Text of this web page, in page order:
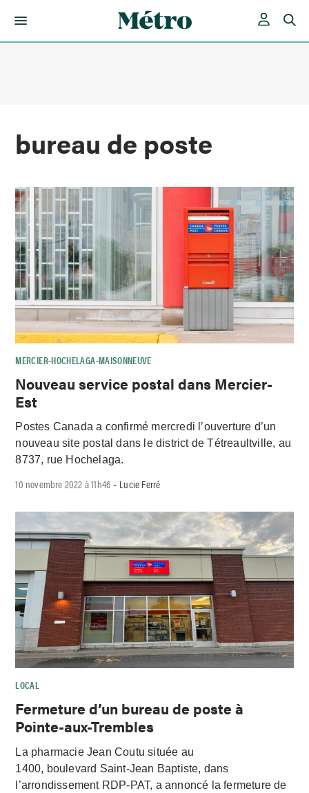
bureau de poste
MERCIER-HOCHELAGA-MAISONNEUVE
Nouveau service postal dans Mercier-
Est
Postes Canada a confirmé mercredi l’ouverture d’un
nouveau site postal dans le district de Tétreaultville, au
8737, rue Hochelaga.
10 novembre 2022 à 11h46 - Lucie Ferré
LOCAL
Fermeture d’un bureau de poste à
Pointe-aux-Trembles
La pharmacie Jean Coutu située au
1400, boulevard Saint-Jean Baptiste, dans
l’arrondissement RDP-PAT, a annoncé la fermeture de